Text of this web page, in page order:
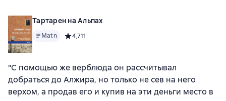
Тартарен на Альпах
Matn Средний рейтинг 4,7 на основе 11 оценок
4,711
"С помощью же верблюда он рассчитывал
добраться до Алжира, но только не сев на него
верхом, а продав его и купив на эти деньги место в